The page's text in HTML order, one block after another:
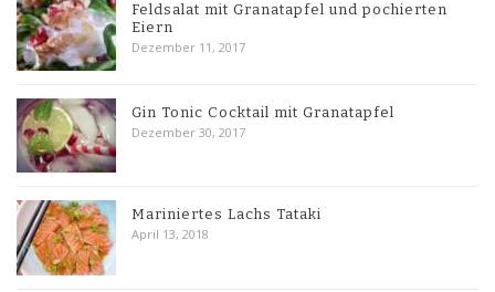
Feldsalat mit Granatapfel und pochierten
Eiern
Dezember 11, 2017
Gin Tonic Cocktail mit Granatapfel
Dezember 30, 2017
Mariniertes Lachs Tataki
April 13, 2018